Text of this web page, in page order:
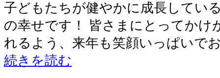
子どもたちが健やかに成長してい
の幸せです！ 皆さまにとってかけ
れるよう、来年も笑顔いっぱいで
続きを読む